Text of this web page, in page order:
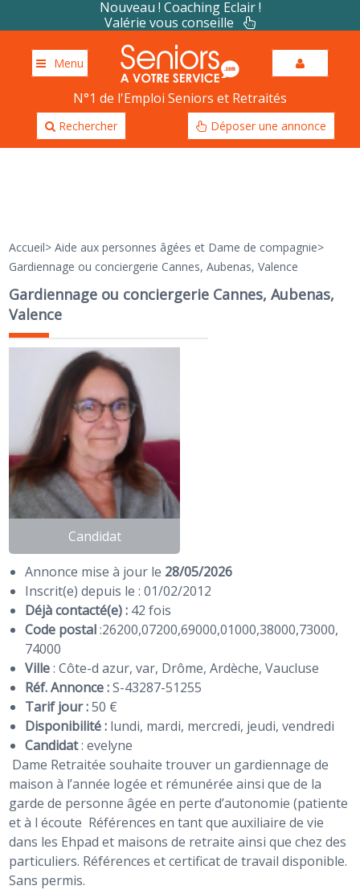
Nouveau ! Coaching Eclair !
Valérie vous conseille
Menu
N°1 de l'Emploi Seniors et Retraités
Rechercher Déposer une annonce
Accueil>Aide aux personnes âgées et Dame de compagnie>
Gardiennage ou conciergerie Cannes, Aubenas, Valence
Gardiennage ou conciergerie Cannes, Aubenas,
Valence
Candidat
Annonce mise à jour le 28/05/2026
Inscrit(e) depuis le : 01/02/2012
Déjà contacté(e) : 42 fois
Code postal:26200,07200,69000,01000,38000,73000,
74000
Ville: Côte-d azur, var, Drôme, Ardèche, Vaucluse
Réf. Annonce :S-43287-51255
Tarif jour :50 €
Disponibilité : lundi, mardi, mercredi, jeudi, vendredi
Candidat:evelyne
Dame Retraitée souhaite trouver un gardiennage de
maison à l’année logée et rémunérée ainsi que de la
garde de personne âgée en perte d’autonomie (patiente
et à l écoute Références en tant que auxiliaire de vie
dans les Ehpad et maisons de retraite ainsi que chez des
particuliers. Références et certificat de travail disponible.
Sans permis.